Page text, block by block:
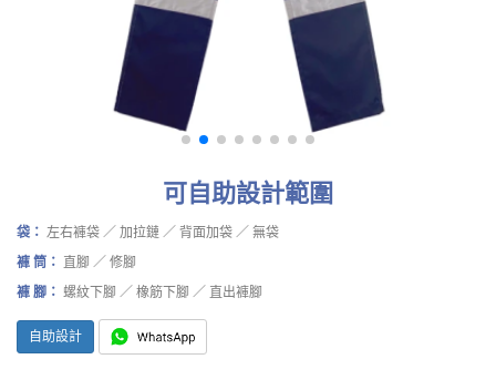
可自助設計範圍
袋： 左右褲袋 ／ 加拉鏈 ／ 背面加袋 ／ 無袋
褲 筒：
直腳 ／ 修腳
褲 腳： 螺紋下腳 ／ 橡筋下腳 ／ 直出褲腳
自助設計